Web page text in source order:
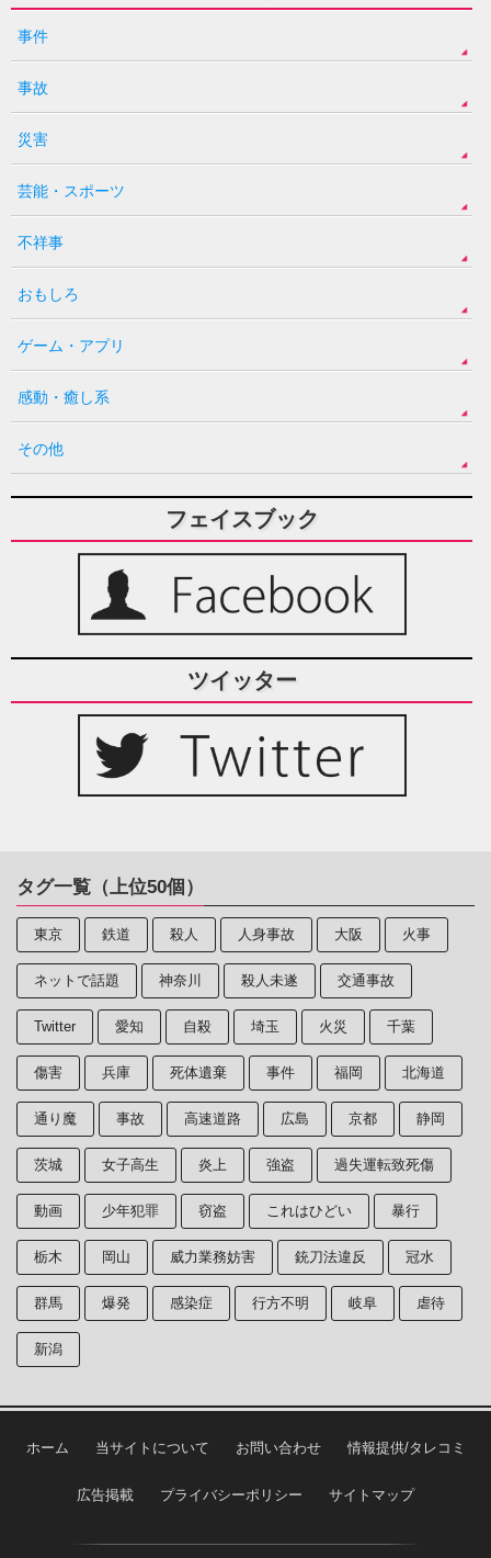
事件
事故
災害
芸能・スポーツ
不祥事
おもしろ
ゲーム・アプリ
感動・癒し系
その他
フェイスブック
ツイッター
タグ一覧（上位50個）
東京 鉄道 殺人 人身事故 大阪 火事
ネットで話題 神奈川 殺人未遂 交通事故
Twitter 愛知 自殺 埼玉 火災 千葉
傷害 兵庫 死体遺棄 事件 福岡 北海道
通り魔 事故 高速道路 広島 京都 静岡
茨城 女子高生 炎上 強盗 過失運転致死傷
動画 少年犯罪 窃盗 これはひどい 暴行
栃木 岡山 威力業務妨害 銃刀法違反 冠水
群馬 爆発 感染症 行方不明 岐阜 虐待
新潟
ホーム 当サイトについて お問い合わせ 情報提供/タレコミ
広告掲載 プライバシーポリシー サイトマップ